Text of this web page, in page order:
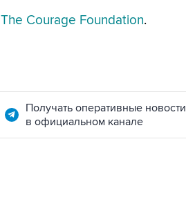
The Courage Foundation.
Получать оперативные новости
в официальном канале